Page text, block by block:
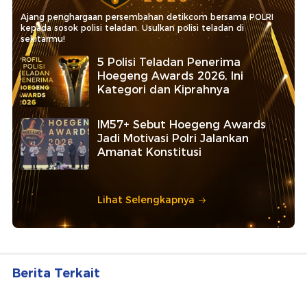
Ajang penghargaan persembahan detikcom bersama POLRI
kepada sosok polisi teladan. Usulkan polisi teladan di
sekitarmu!
5 Polisi Teladan Penerima
Hoegeng Awards 2026, Ini
Kategori dan Kiprahnya
IM57+ Sebut Hoegeng Awards
Jadi Motivasi Polri Jalankan
Amanat Konstitusi
Lihat Selengkapnya
Berita Terkait